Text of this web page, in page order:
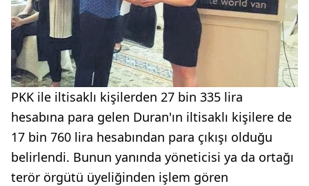
PKK ile iltisaklı kişilerden 27 bin 335 lira
hesabına para gelen Duran'ın iltisaklı kişilere de
17 bin 760 lira hesabından para çıkışı olduğu
belirlendi. Bunun yanında yöneticisi ya da ortağı
terör örgütü üyeliğinden işlem gören